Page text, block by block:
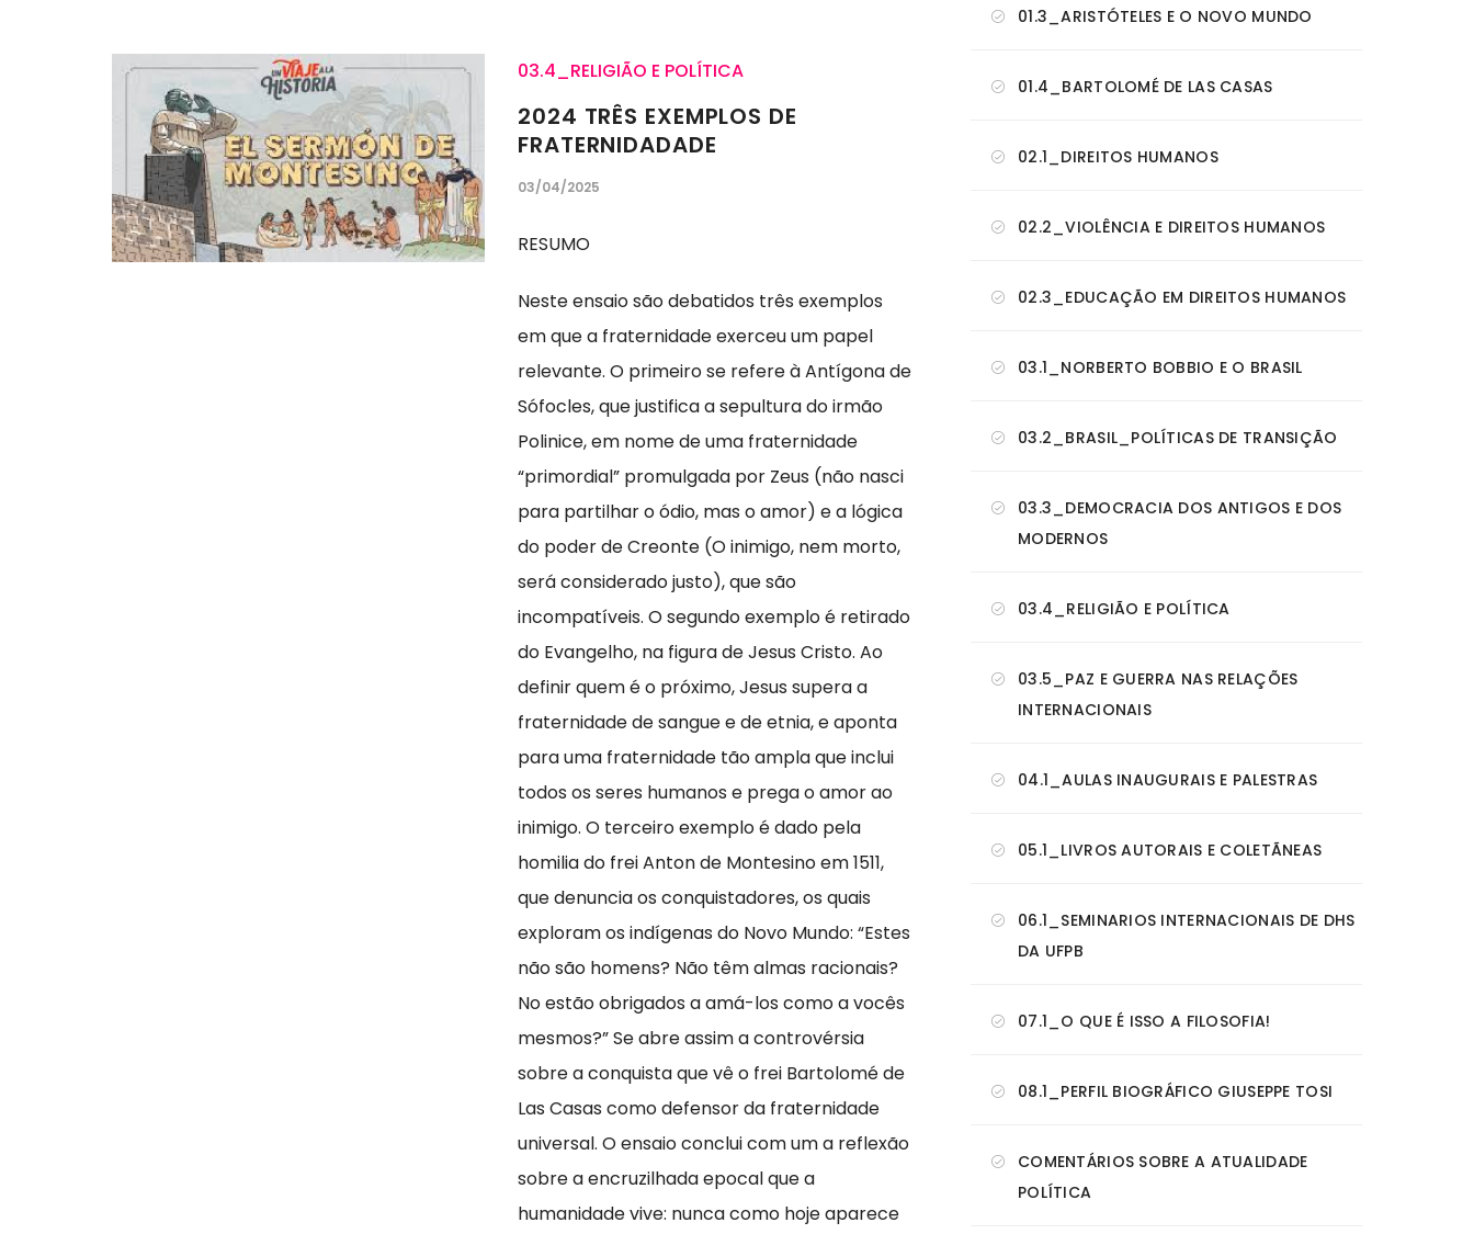
03.4_RELIGIÃO E POLÍTICA
2024 TRÊS EXEMPLOS DE
FRATERNIDADADE
03/04/2025
RESUMO
Neste ensaio são debatidos três exemplos
em que a fraternidade exerceu um papel
relevante. O primeiro se refere à Antígona de
Sófocles, que justifica a sepultura do irmão
Polinice, em nome de uma fraternidade
“primordial” promulgada por Zeus (não nasci
para partilhar o ódio, mas o amor) e a lógica
do poder de Creonte (O inimigo, nem morto,
será considerado justo), que são
incompatíveis. O segundo exemplo é retirado
do Evangelho, na figura de Jesus Cristo. Ao
definir quem é o próximo, Jesus supera a
fraternidade de sangue e de etnia, e aponta
para uma fraternidade tão ampla que inclui
todos os seres humanos e prega o amor ao
inimigo. O terceiro exemplo é dado pela
homilia do frei Anton de Montesino em 1511,
que denuncia os conquistadores, os quais
exploram os indígenas do Novo Mundo: “Estes
não são homens? Não têm almas racionais?
No estão obrigados a amá-los como a vocês
mesmos?” Se abre assim a controvérsia
sobre a conquista que vê o frei Bartolomé de
Las Casas como defensor da fraternidade
universal. O ensaio conclui com um a reflexão
sobre a encruzilhada epocal que a
humanidade vive: nunca como hoje aparece
01.3_ARISTÓTELES E O NOVO MUNDO
01.4_BARTOLOMÉ DE LAS CASAS
02.1_DIREITOS HUMANOS
02.2_VIOLÊNCIA E DIREITOS HUMANOS
02.3_EDUCAÇÃO EM DIREITOS HUMANOS
03.1_NORBERTO BOBBIO E O BRASIL
03.2_BRASIL_POLÍTICAS DE TRANSIÇÃO
03.3_DEMOCRACIA DOS ANTIGOS E DOS
MODERNOS
03.4_RELIGIÃO E POLÍTICA
03.5_PAZ E GUERRA NAS RELAÇÕES
INTERNACIONAIS
04.1_AULAS INAUGURAIS E PALESTRAS
05.1_LIVROS AUTORAIS E COLETÃNEAS
06.1_SEMINARIOS INTERNACIONAIS DE DHS
DA UFPB
07.1_O QUE É ISSO A FILOSOFIA!
08.1_PERFIL BIOGRÁFICO GIUSEPPE TOSI
COMENTÁRIOS SOBRE A ATUALIDADE
POLÍTICA